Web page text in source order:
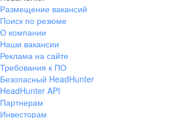
Размещение вакансий
Поиск по резюме
О компании
Наши вакансии
Реклама на сайте
Требования к ПО
Безопасный HeadHunter
HeadHunter API
Партнерам
Инвесторам